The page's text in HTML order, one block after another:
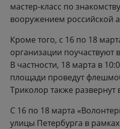
мастер-класс по
вооружением российской
Кроме того, с 16 по 18
организации поучаствуют
В частности, 18 марта в
площади проведут
Триколор также развернут
С 16 по 18 марта
улицы Петербурга в